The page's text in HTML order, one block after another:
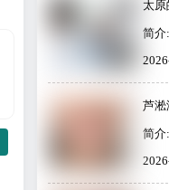
致力
速的
米，
的批
童口
致力
治疗
太原
元
康美
简介
是一
口腔
杏
的诊
于提
治疗
芦淞
仅
惠，
简介
是一
口腔